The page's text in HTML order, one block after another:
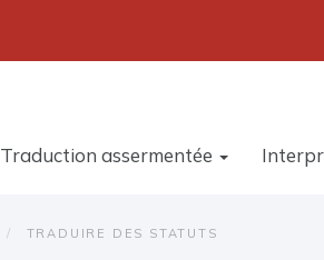
Traduction assermentée
TRADUIRE DES STATUTS